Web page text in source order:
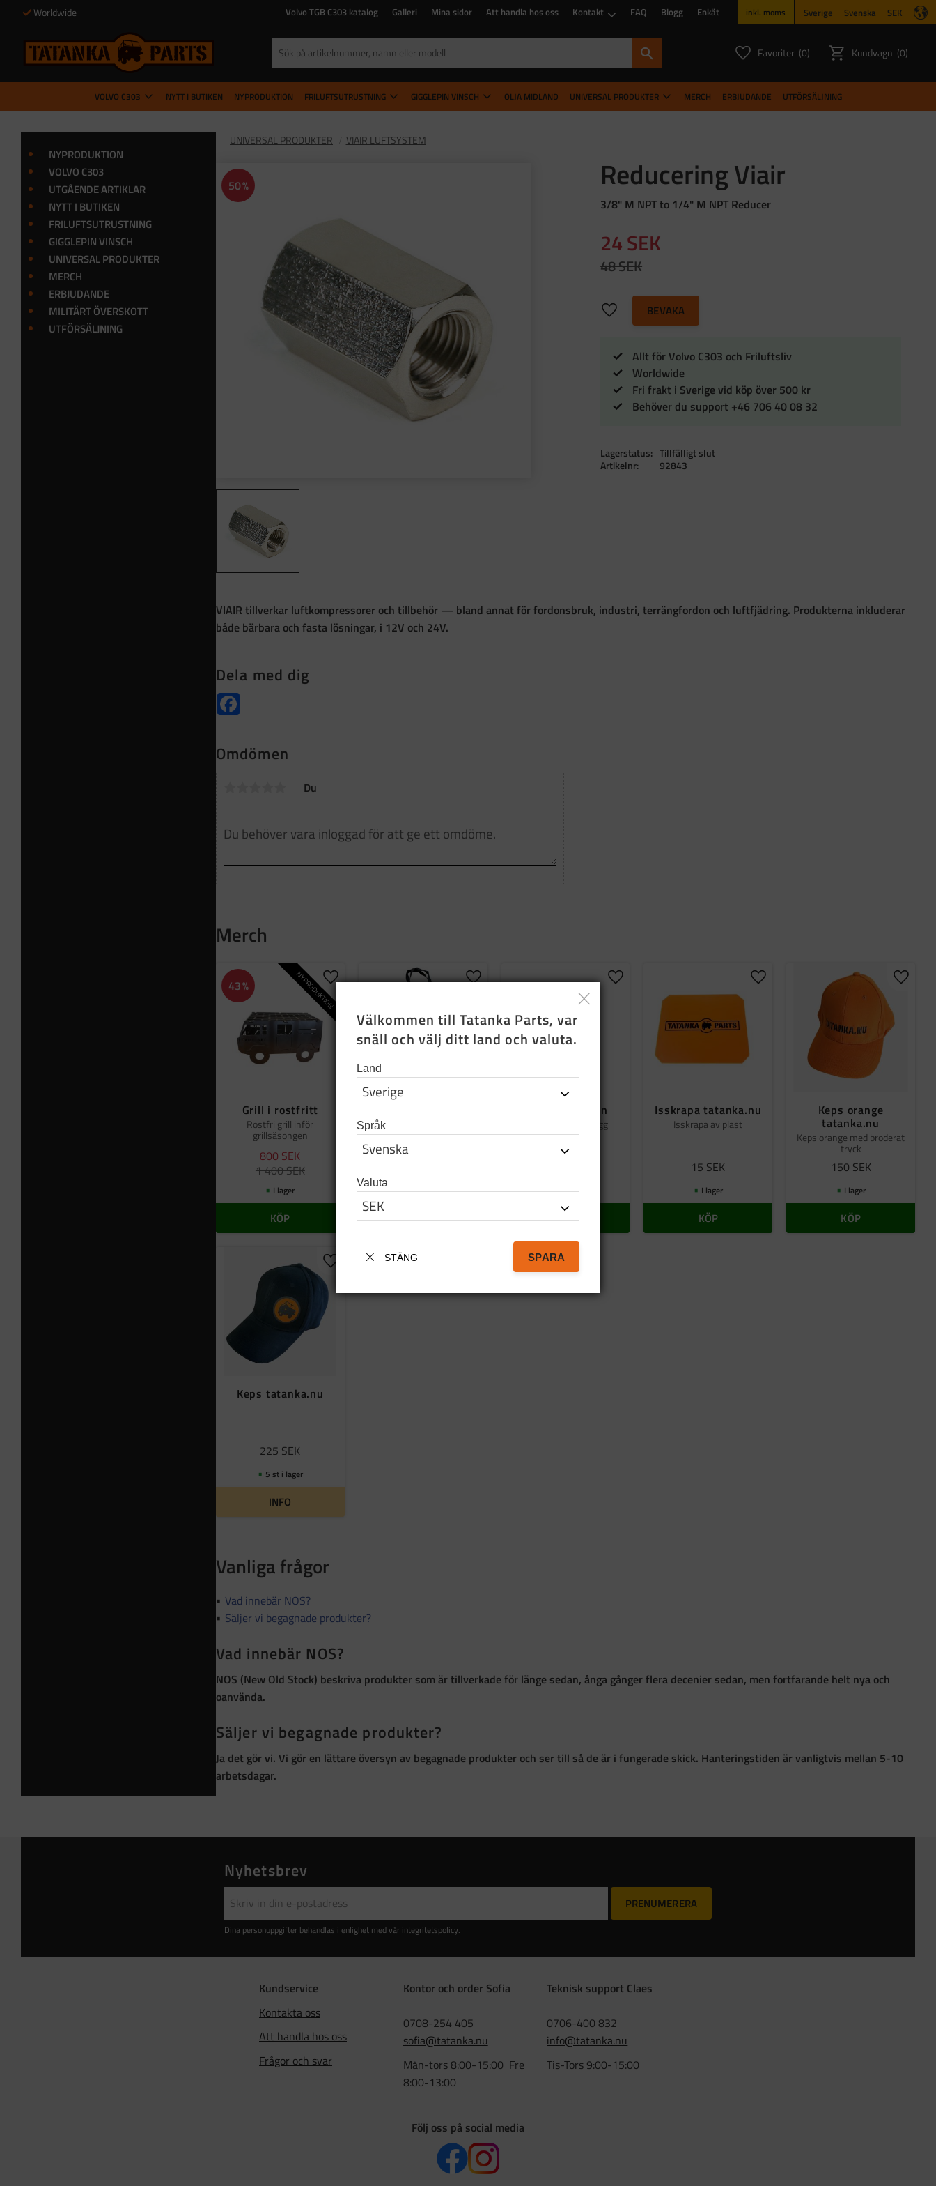
Worldwide Volvo TGB C303 katalog Galleri Mina sidor Att handla hos oss Kontakt FAQ Blogg Enkät inkl. moms Sverige Svenska SEK
FavoriterANTAL FAVORITER:
0 Kundvagn ANTAL
0
VOLVO C303 NYTT I BUTIKEN NYPRODUKTION FRILUFTSUTRUSTNING GIGGLEPIN VINSCH OLJA MIDLAND UNIVERSAL PRODUKTER MERCH ERBJUDANDE UTFÖRSÄLJNING
UNIVERSAL PRODUKTER VIAIR LUFTSYSTEM
Reducering Viair
3/8" M NPT to 1/4" M NPT Reducer
50%
Nedsatt pris:
24SEK
Ordinarie pris:
48SEK
Lägg till i favoriter
BEVAKA
Allt för Volvo C303 och Friluftsliv
Worldwide
Fri frakt i Sverige vid köp över 500 kr
Behöver du support +46 706 40 08 32
Lagerstatus
Tillfälligt slut
Artikelnr
92843
VIAIR tillverkar luftkompressorer och tillbehör — bland annat för fordonsbruk, industri, terrängfordon och luftfjädring. Produkterna inkluderar
både bärbara och fasta lösningar, i 12V och 24V.
Dela med dig
Omdömen
Du
Merch
Grill i rostfritt
Rostfri grill inför
grillsäsongen
800 SEK
1 400SEK
43% NYPRODUKTIONLägg till i favoriter
I lager
KÖP
Bag tatanka.nu
Tygkasse i svart bomull
95SEK
Lägg till i favoriter
I lager
KÖP
Emaljmugg grön
Graverad emaljmugg
159SEK
Lägg till i favoriter
5 st i lager
KÖP
Isskrapa tatanka.nu
Isskrapa av plast
15 SEK
Lägg till i favoriter
I lager
KÖP
Keps orange
tatanka.nu
Keps orange med broderat
tryck
150 SEK
Lägg
I lager
KÖP
Keps tatanka.nu
225 SEK
Lägg till i favoriter
5 st i lager
INFO
Vanliga frågor
Vad innebär NOS?
Säljer vi begagnade produkter?
Vad innebär NOS?
NOS (New Old Stock) beskriva produkter som ärtillverkade för länge sedan, ånga gånger flera decenier sedan, men fortfarande helt nya och
oanvända.
Säljer vi begagnade produkter?
Ja det gör vi. Vi gör en lättare översyn av begagnade produkter och ser till så de är i fungerade skick. Hanteringstiden är vanligtvis mellan 5-10
arbetsdagar.
NYPRODUKTION
VOLVO C303
UTGÅENDE ARTIKLAR
NYTT I BUTIKEN
FRILUFTSUTRUSTNING
GIGGLEPIN VINSCH
UNIVERSAL PRODUKTER
MERCH
ERBJUDANDE
MILITÄRT ÖVERSKOTT
UTFÖRSÄLJNING
Nyhetsbrev
PRENUMERERA
Dina personuppgifter behandlas i enlighet med vår integritetspolicy.
Kundservice
Kontakta oss
Att handla hos oss
Frågor och svar
Kontor och order Sofia
0708-254 405
sofia@tatanka.nu
Mån-tors 8:00-15:00 Fre
8:00-13:00
Teknisk support Claes
0706-400 832
info@tatanka.nu
Tis-Tors 9:00-15:00
Följ oss på social media
Välkommen till Tatanka Parts, var
snäll och välj ditt land och valuta.
Land
Språk
Valuta
STÄNG SPARA